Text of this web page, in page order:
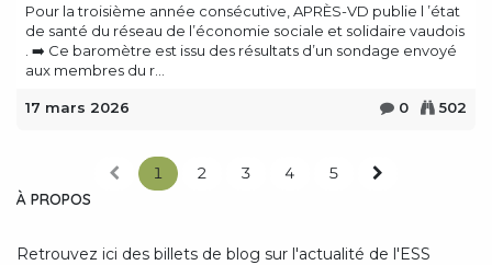
Pour la troisième année consécutive, APRÈS-VD publie l ’état
de santé du réseau de l’économie sociale et solidaire vaudois
. ➡️ Ce baromètre est issu des résultats d’un sondage envoyé
aux membres du r...
17 mars 2026 0 502
1 2 3 4
5
À PROPOS
Retrouvez ici des billets de blog sur l'actualité de l'ESS